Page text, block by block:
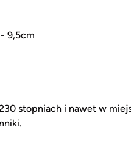
9,5cm
stopniach i nawet w